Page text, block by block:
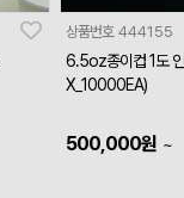
상품번호 444155
6.5oz종이컵 1도
X_10000EA)
500,000원 ~